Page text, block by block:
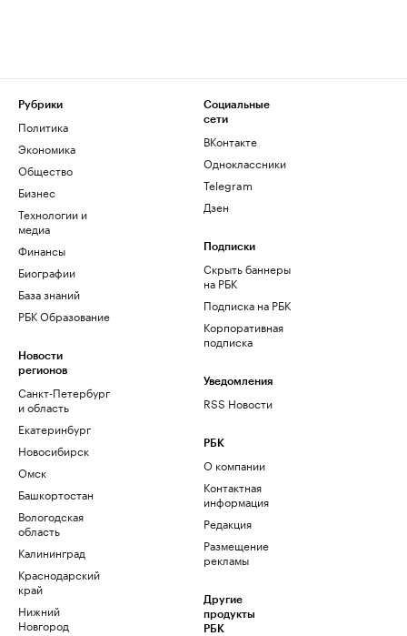
Рубрики
Политика
Экономика
Общество
Бизнес
Технологии и
медиа
Финансы
Биографии
База знаний
РБК Образование
Новости
регионов
Санкт-Петербург
и область
Екатеринбург
Новосибирск
Омск
Башкортостан
Вологодская
область
Калининград
Краснодарский
край
Нижний
Новгород
Социальные
сети
ВКонтакте
Одноклассники
Telegram
Дзен
Подписки
Скрыть баннеры
на РБК
Подписка на РБК
Корпоративная
подписка
Уведомления
RSS Новости
РБК
О компании
Контактная
информация
Редакция
Размещение
рекламы
Другие
продукты
РБК